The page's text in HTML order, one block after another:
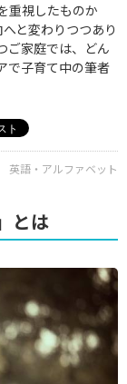
重視したものか
と変わりつつあり
ご家庭では、どん
で子育て中の筆者
英語・アルファベット
とは